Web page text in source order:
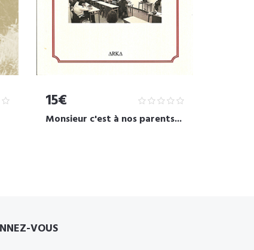
15€
Monsieur c'est à nos parents...
VOUS